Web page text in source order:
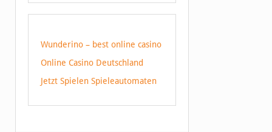
Wunderino – best online casino
Online Casino Deutschland
Jetzt Spielen Spieleautomaten